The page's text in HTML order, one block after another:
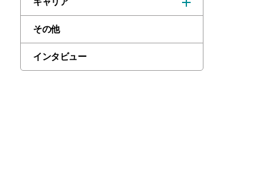
その他
インタビュー